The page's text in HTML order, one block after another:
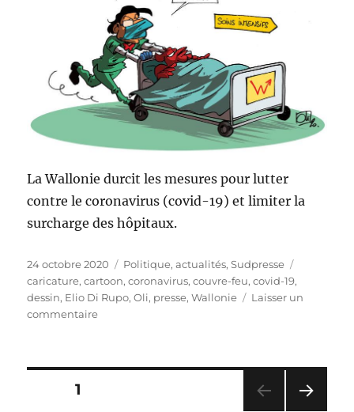
La Wallonie durcit les mesures pour lutter
contre le coronavirus (covid-19) et limiter la
surcharge des hôpitaux.
Publié
le
24 octobre 2020 Catégories
Politique, actualités,Sudpresse
caricature,cartoon,coronavirus,couvre-feu,covid-19,
dessin, Elio Di Rupo,Oli, presse,Wallonie
Laisser un
commentairesur
Pagination
PAGE1